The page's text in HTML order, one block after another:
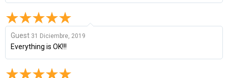
Guest 31 Diciembre, 2019
Everything is OK!!!